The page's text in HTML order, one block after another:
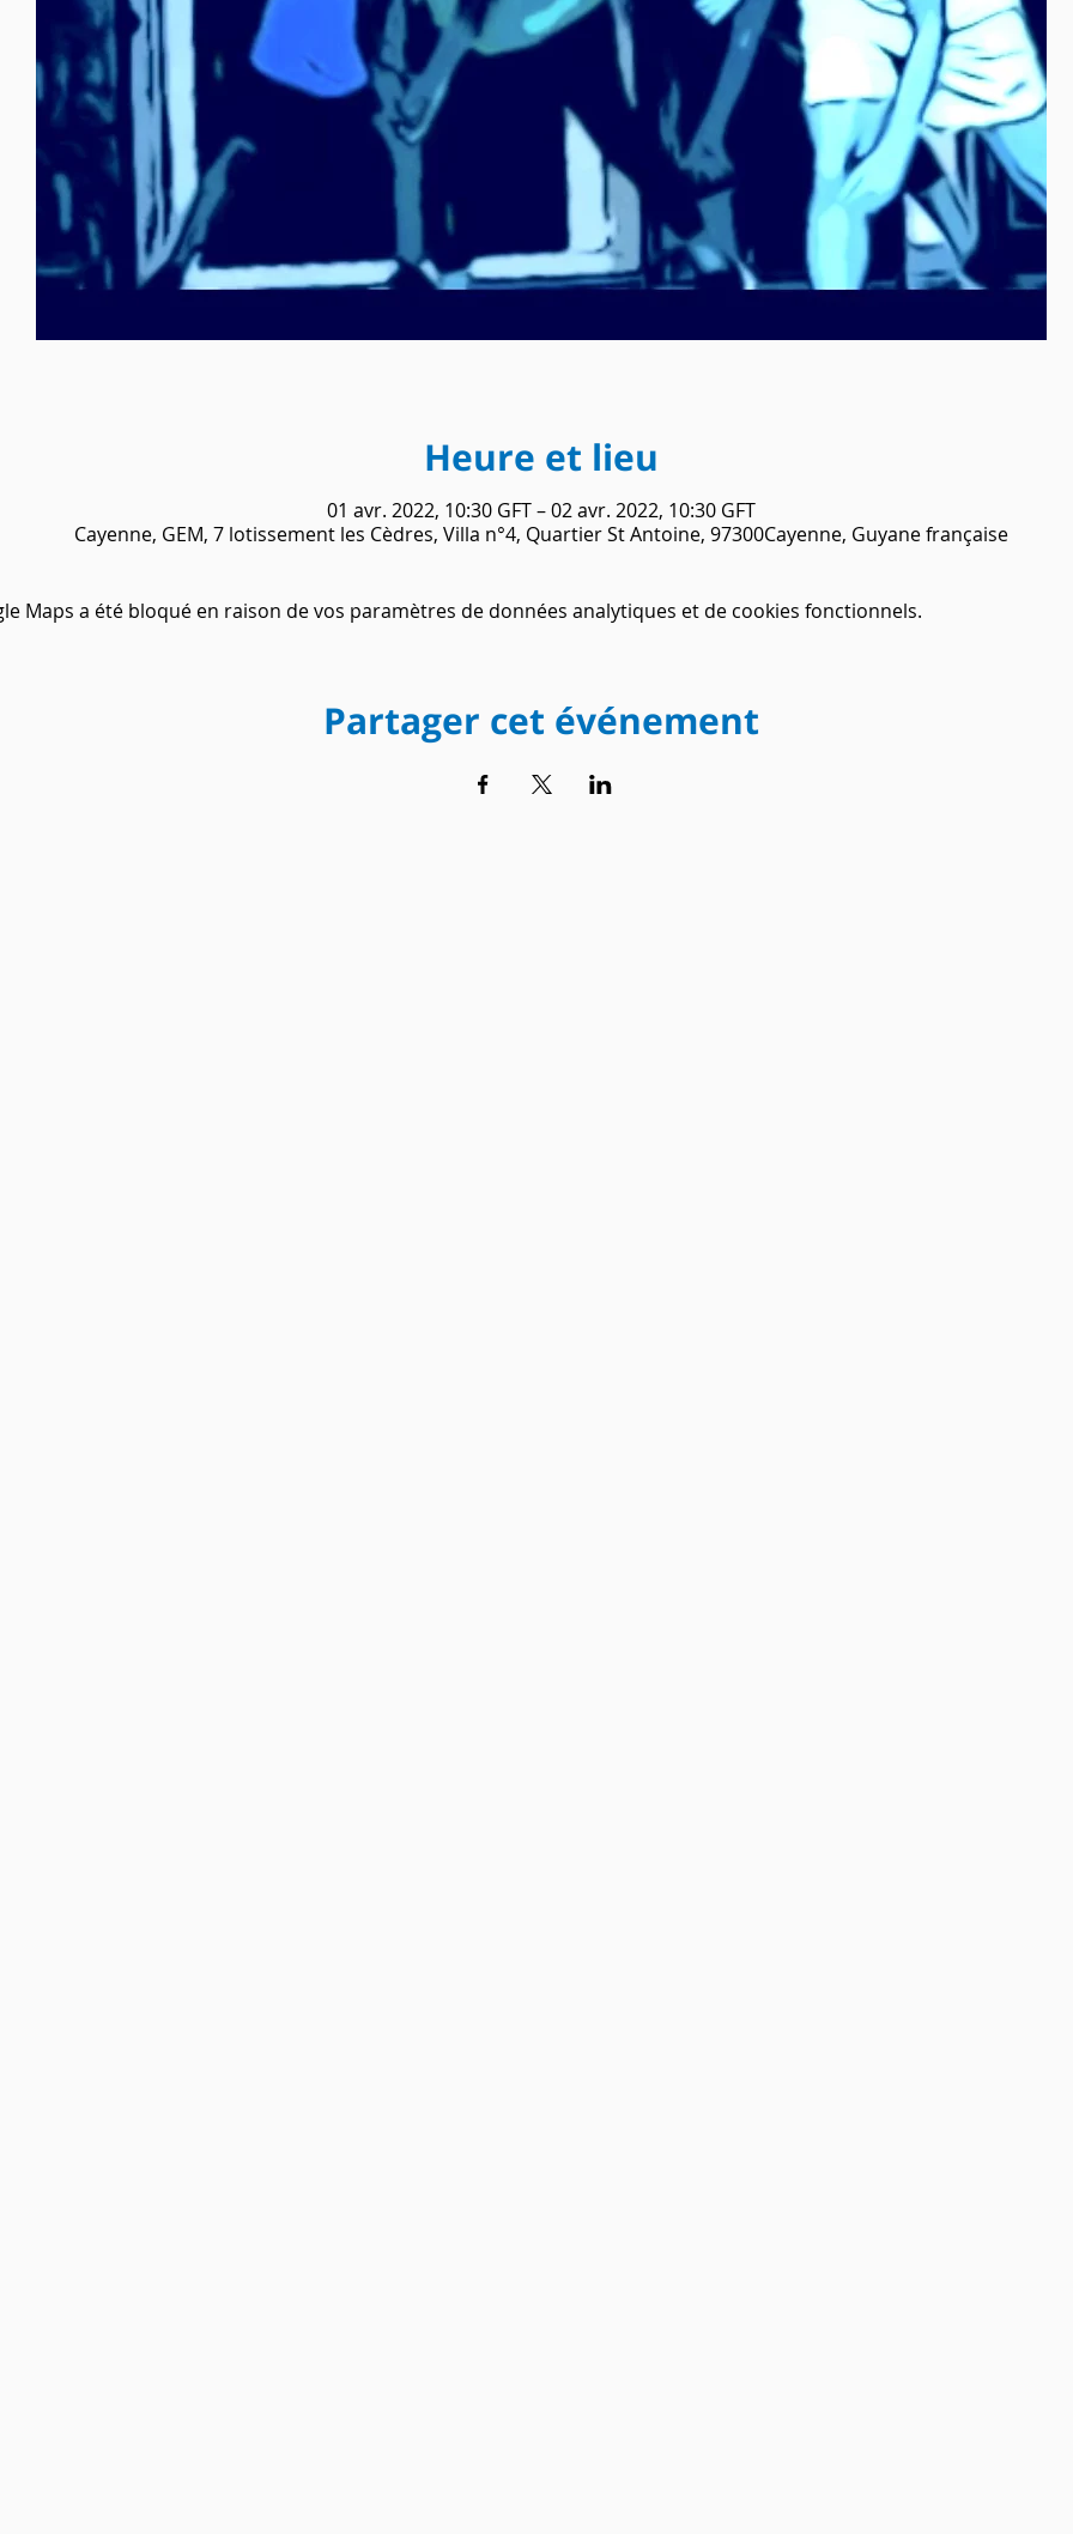
Heure et lieu
01 avr. 2022, 10:30 GFT – 02 avr. 2022, 10:30 GFT
Cayenne, GEM, 7 lotissement les Cèdres, Villa n°4, Quartier St Antoine, 97300Cayenne, Guyane française
Maps a été bloqué en raison de vos paramètres de données analytiques et de cookies fonctionnels.
Partager cet événement